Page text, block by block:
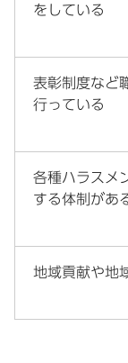
をしている
表彰制度など
行っている
各種ハラスメ
する体制があ
地域貢献や地